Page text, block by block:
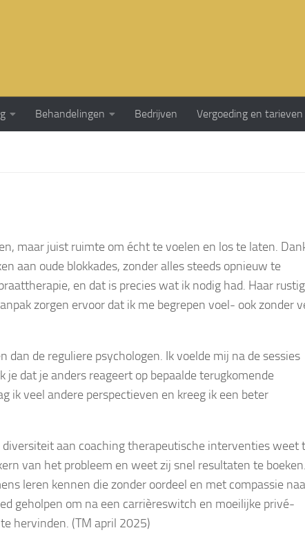
Behandelingen Bedrijven Vergoeding en tarieven
maar juist ruimte om écht te voelen en los te laten.
aan oude blokkades, zonder alles steeds opnieuw te
en dat is precies wat ik nodig had. Haar
zorgen ervoor dat ik me begrepen voel- ook zonder
de reguliere psychologen. Ik voelde mij na de sessies
dat je anders reageert op bepaalde terugkomende
ik veel andere perspectieven en kreeg ik een beter
aan coaching therapeutische interventies weet
van het probleem en weet zij snel resultaten te boeken.
leren kennen die zonder oordeel en met compassie
geholpen om na een carrièreswitch en moeilijke privé-
hervinden. (TM april 2025)